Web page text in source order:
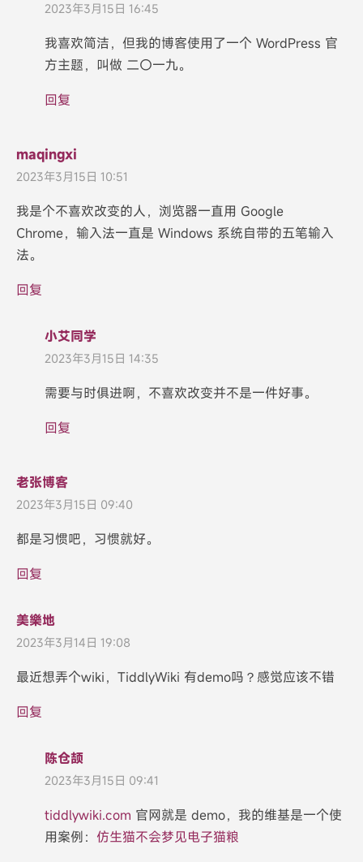
2023年3月15日 16:45
我喜欢简洁，但我的博客使用了一个 WordPress 官
方主题，叫做 二〇一九。
回复
maqingxi
2023年3月15日 10:51
我是个不喜欢改变的人，浏览器一直用 Google
Chrome，输入法一直是 Windows 系统自带的五笔输入
法。
回复
小艾同学
2023年3月15日 14:35
需要与时俱进啊，不喜欢改变并不是一件好事。
回复
老张博客
2023年3月15日 09:40
都是习惯吧，习惯就好。
回复
美樂地
2023年3月14日 19:08
最近想弄个wiki，TiddlyWiki 有demo吗？感觉应该不错
回复
陈仓颉
2023年3月15日 09:41
tiddlywiki.com 官网就是 demo，我的维基是一个使
用案例： 仿生猫不会梦见电子猫粮